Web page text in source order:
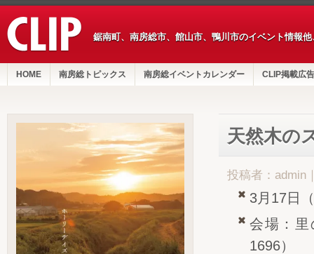
鋸南町、南房総市、館山市、鴨川市のイベント情報
HOME 南房総トピックス 南房総イベントカレンダー CLIP掲載広告
天然木の
投稿者：admin
3月17日
会場：
1696）